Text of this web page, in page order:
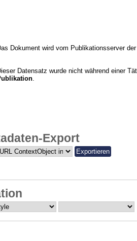
Dokument wird vom Publikationsserver
Datensatz wurde nicht während einer
Export